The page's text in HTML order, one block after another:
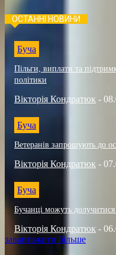
ОСТАННІ НОВИНИ
Буча
Пільги, виплати та
політики
Вікторія Кондратюк -
Буча
Ветеранів запрошують до
Вікторія Кондратюк -
Буча
Бучанці можуть
Вікторія Кондратюк -
завантажити більше